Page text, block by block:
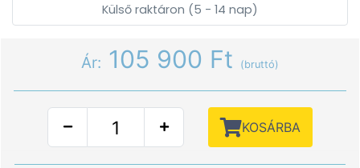
Külső raktáron (5 - 14 nap)
Ár: 105 900 Ft (bruttó)
KOSÁRBA